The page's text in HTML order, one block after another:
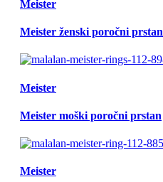
Meister
Meister ženski poročni prstan
Meister
Meister moški poročni prstan
Meister